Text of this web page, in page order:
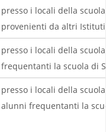
presso i locali della
provenienti da altri
presso i locali della
frequentanti la scuola di
presso i locali della
alunni frequentanti la